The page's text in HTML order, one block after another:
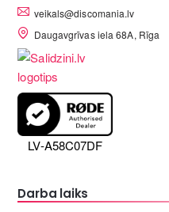
veikals@discomania.lv
Daugavgrīvas iela 68A, Rīga
LV-A58C07DF
Darba laiks